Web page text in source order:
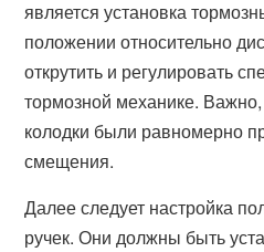
является установка
положении относительно
открутить и регулировать
тормозной механике.
колодки были равномерно
смещения.
Далее следует настройка
ручек. Они должны быть